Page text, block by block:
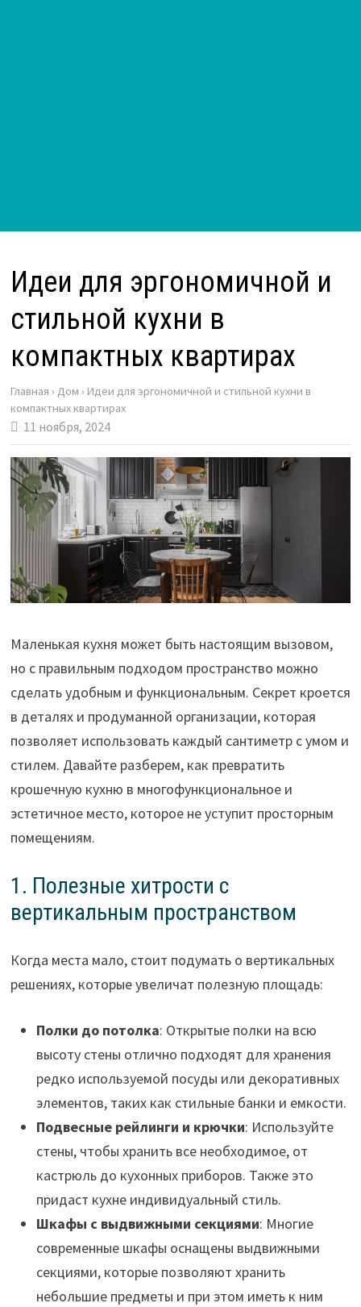
Идеи для эргономичной и
стильной кухни в
компактных квартирах
Главная › Дом › Идеи для эргономичной и стильной кухни в
компактных квартирах
11 ноября, 2024
Маленькая кухня может быть настоящим вызовом,
но с правильным подходом пространство можно
сделать удобным и функциональным. Секрет кроется
в деталях и продуманной организации, которая
позволяет использовать каждый сантиметр с умом и
стилем. Давайте разберем, как превратить
крошечную кухню в многофункциональное и
эстетичное место, которое не уступит просторным
помещениям.
1. Полезные хитрости с
вертикальным пространством
Когда места мало, стоит подумать о вертикальных
решениях, которые увеличат полезную площадь:
Полки до потолка: Открытые полки на всю
высоту стены отлично подходят для хранения
редко используемой посуды или декоративных
элементов, таких как стильные банки и емкости.
Подвесные рейлинги и крючки: Используйте
стены, чтобы хранить все необходимое, от
кастрюль до кухонных приборов. Также это
придаст кухне индивидуальный стиль.
Шкафы с выдвижными секциями: Многие
современные шкафы оснащены выдвижными
секциями, которые позволяют хранить
небольшие предметы и при этом иметь к ним